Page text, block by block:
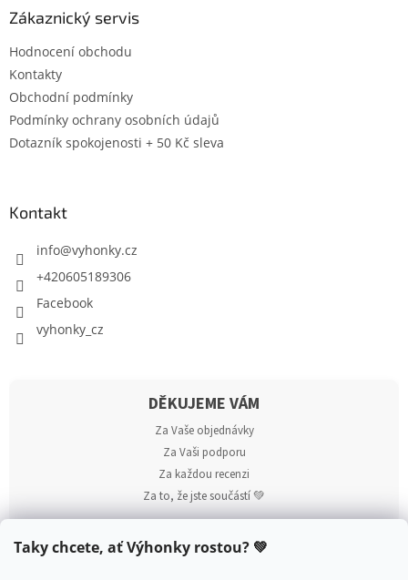
Taky chcete, ať Výhonky rostou? 💚
Zákaznický servis
Hodnocení obchodu
Kontakty
Obchodní podmínky
Podmínky ochrany osobních údajů
Dotazník spokojenosti + 50 Kč sleva
Kontakt
info@vyhonky.cz
+420605189306
Facebook
vyhonky_cz
DĚKUJEME VÁM
Za Vaše objednávky
Za Vaši podporu
Za každou recenzi
Za to, že jste součástí 💚